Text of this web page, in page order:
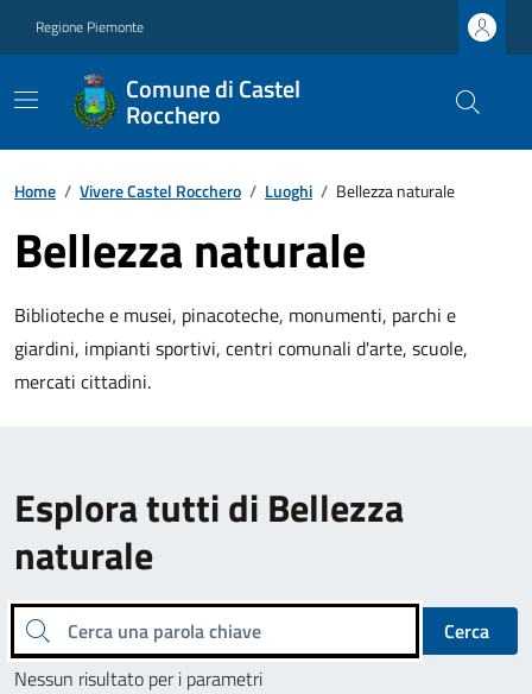
Regione Piemonte
Comune di Castel
Rocchero
Home / Vivere Castel Rocchero / Luoghi / Bellezza naturale
Bellezza naturale
Biblioteche e musei, pinacoteche, monumenti, parchi e
giardini, impianti sportivi, centri comunali d'arte, scuole,
mercati cittadini.
Esplora tutti di Bellezza
naturale
Cerca una parola chiave
Cerca
Nessun risultato per i parametri